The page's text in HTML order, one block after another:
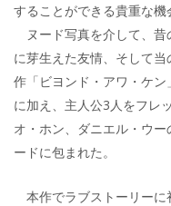
することができる貴重な機
ヌード写真を介して、昔
に芽生えた友情、そして
作「ビヨンド・アワ・ケ
に加え、主人公3人をフレ
オ・ホン、ダニエル・ウ
ードに包まれた。
本作でラブストーリーに